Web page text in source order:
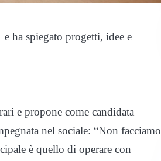
ha spiegato progetti, idee e
e propone come candidata
nel sociale: “Non facciamo
è quello di operare con